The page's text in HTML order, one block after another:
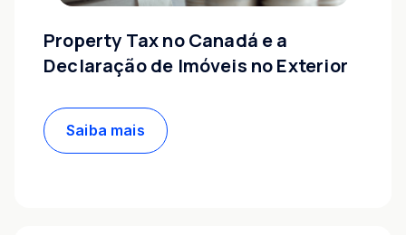
Property Tax no Canadá e a
Declaração de Imóveis no Exterior
Saiba mais